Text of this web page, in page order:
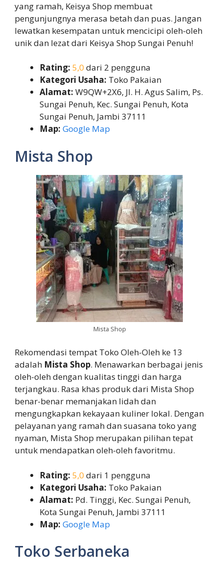
yang ramah, Keisya Shop membuat
pengunjungnya merasa betah dan puas. Jangan
lewatkan kesempatan untuk mencicipi oleh-oleh
unik dan lezat dari Keisya Shop Sungai Penuh!
Rating: 5,0 dari 2 pengguna
Kategori Usaha: Toko Pakaian
Alamat: W9QW+2X6, Jl. H. Agus Salim, Ps.
Sungai Penuh, Kec. Sungai Penuh, Kota
Sungai Penuh, Jambi 37111
Map: Google Map
Mista Shop
Mista Shop
Rekomendasi tempat Toko Oleh-Oleh ke 13
adalah Mista Shop. Menawarkan berbagai jenis
oleh-oleh dengan kualitas tinggi dan harga
terjangkau. Rasa khas produk dari Mista Shop
benar-benar memanjakan lidah dan
mengungkapkan kekayaan kuliner lokal. Dengan
pelayanan yang ramah dan suasana toko yang
nyaman, Mista Shop merupakan pilihan tepat
untuk mendapatkan oleh-oleh favoritmu.
Rating: 5,0 dari 1 pengguna
Kategori Usaha: Toko Pakaian
Alamat: Pd. Tinggi, Kec. Sungai Penuh,
Kota Sungai Penuh, Jambi 37111
Map: Google Map
Toko Serbaneka